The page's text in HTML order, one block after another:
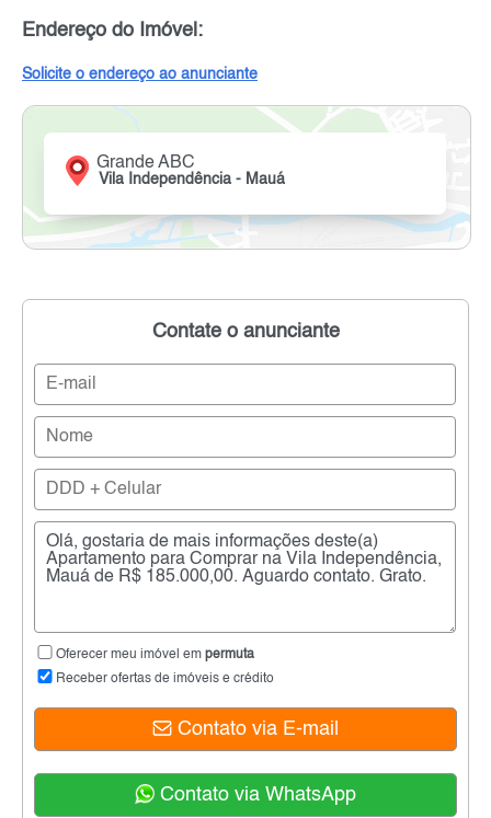
Endereço do Imóvel:
Solicite o endereço ao anunciante
Grande ABC
Vila Independência - Mauá
Contate o anunciante
Oferecer meu imóvel em permuta
Receber ofertas de imóveis e crédito
Contato via E-mail
Contato via WhatsApp